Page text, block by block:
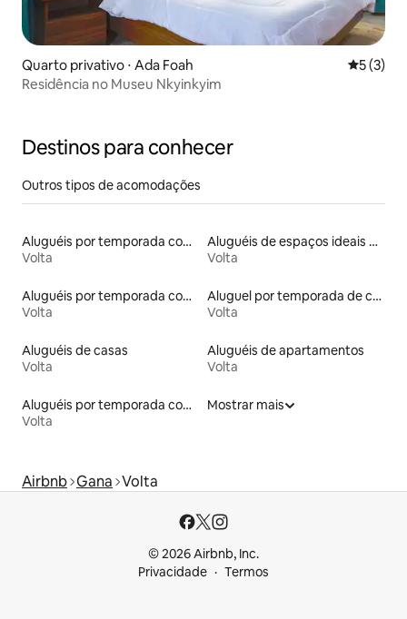
Quarto privativo ⋅ Ada Foah 5 de
5 (3)
Residência no Museu Nkyinkyim
Destinos para conhecer
Outros tipos de acomodações
Aluguéis por temporada com acesso à praia
Volta
Aluguéis de espaços ideais para famílias
Volta
Aluguéis por temporada com acesso ao lago
Volta
Aluguel por temporada de casas de hóspedes
Volta
Aluguéis de casas
Volta
Aluguéis de apartamentos
Volta
Aluguéis por temporada com café da manhã
Volta
Mostrar mais
Airbnb Gana Volta
© 2026 Airbnb, Inc.
Privacidade
Termos